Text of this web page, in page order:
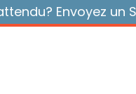
Envoyez un